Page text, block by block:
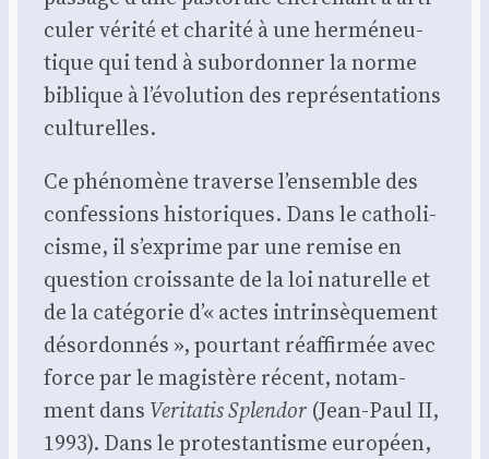
cu­ler véri­té et cha­ri­té à une her­mé­neu­
tique qui tend à subor­don­ner la norme
biblique à l’évolution des repré­sen­ta­tions
cultu­relles.
Ce phé­no­mène tra­verse l’ensemble des
confes­sions his­to­riques. Dans le catho­li­
cisme, il s’exprime par une remise en
ques­tion crois­sante de la loi natu­relle et
de la caté­go­rie d’« actes intrin­sè­que­ment
désor­don­nés », pour­tant réaf­fir­mée avec
force par le magis­tère récent, notam­
ment dans Veri­ta­tis Splen­dor (Jean-Paul II,
1993). Dans le pro­tes­tan­tisme euro­péen,